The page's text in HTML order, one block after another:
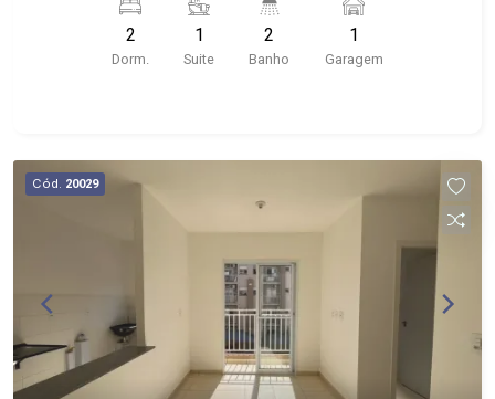
armário; - Condomínio com Quadra poliesportiva,
Playground, Piscinas adulto e infantil, Área
gourmet com churrasqueira, Salão de festas,
2
Dorm.
1
Suite
2
Banho
1
Garagem
Cód. 20029